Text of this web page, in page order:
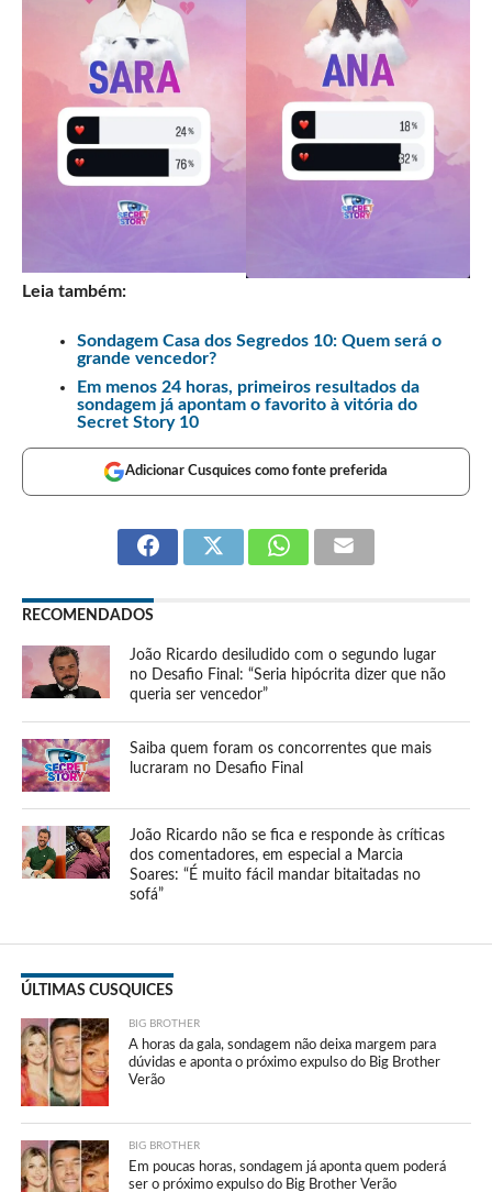
Leia também:
Sondagem Casa dos Segredos 10: Quem será o
grande vencedor?
Em menos 24 horas, primeiros resultados da
sondagem já apontam o favorito à vitória do
Secret Story 10
Adicionar Cusquices como fonte preferida
RECOMENDADOS
João Ricardo desiludido com o segundo lugar
no Desafio Final: “Seria hipócrita dizer que não
queria ser vencedor”
Saiba quem foram os concorrentes que mais
lucraram no Desafio Final
João Ricardo não se fica e responde às críticas
dos comentadores, em especial a Marcia
Soares: “É muito fácil mandar bitaitadas no
sofá”
ÚLTIMAS CUSQUICES
BIG BROTHER
A horas da gala, sondagem não deixa margem para
dúvidas e aponta o próximo expulso do Big Brother
Verão
BIG BROTHER
Em poucas horas, sondagem já aponta quem poderá
ser o próximo expulso do Big Brother Verão